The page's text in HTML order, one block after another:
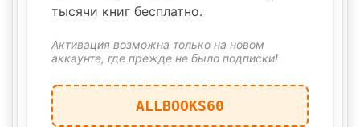
тысячи книг бесплатно.
Активация возможна только на новом
аккаунте, где прежде не было подписки!
ALLBOOKS60